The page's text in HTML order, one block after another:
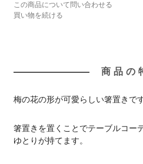
この商品について問い合わせる
買い物を続ける
商品の
梅の花の形が可愛らしい箸置きです
箸置きを置くことでテーブルコー
ゆとりが持てます。